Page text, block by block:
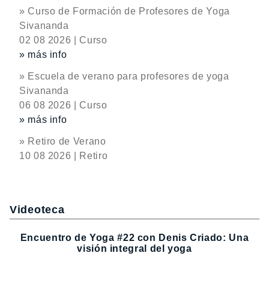
» Curso de Formación de Profesores de Yoga
Sivananda
02 08 2026 | Curso
» más info
» Escuela de verano para profesores de yoga
Sivananda
06 08 2026 | Curso
» más info
» Retiro de Verano
10 08 2026 | Retiro
Videoteca
Encuentro de Yoga #22 con Denis Criado: Una
visión integral del yoga